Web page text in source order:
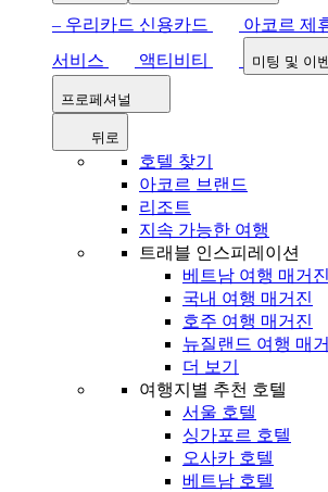
– 우리카드 신용카드
아코르 제
서비스
액티비티 미팅 및 이
프로페셔널
뒤로
호텔 찾기
아코르 브랜드
리조트
지속 가능한 여행
트래블 인스피레이션
베트남 여행 매거진
국내 여행 매거진
호주 여행 매거진
뉴질랜드 여행 매
더 보기
여행지별 추천 호텔
서울 호텔
싱가포르 호텔
오사카 호텔
베트남 호텔